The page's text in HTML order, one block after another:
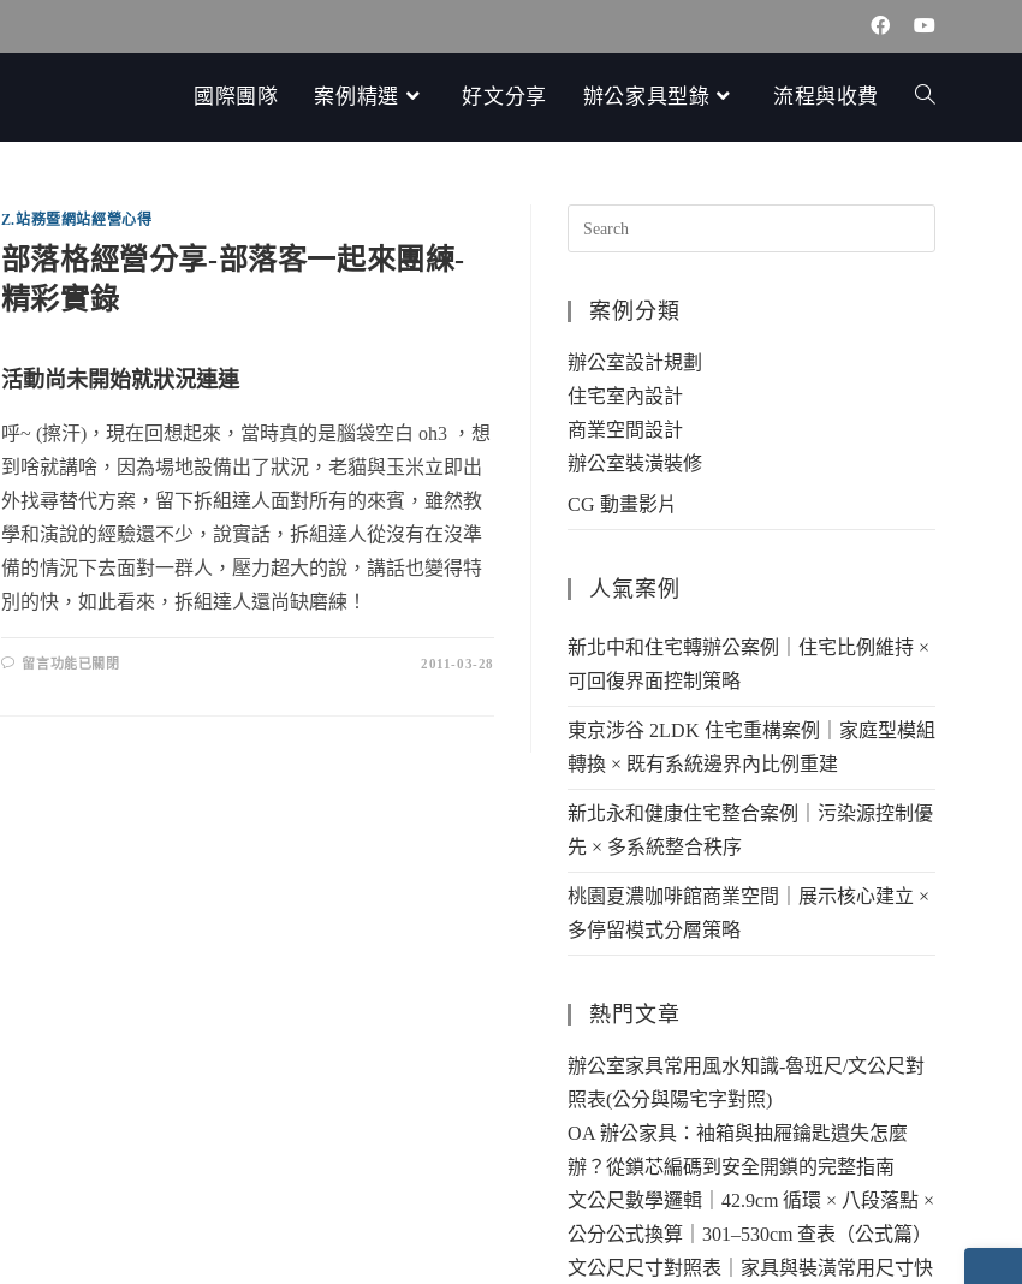
國際團隊 案例精選 好文分享 辦公家具型錄 流程與收費
Z.站務暨網站經營心得
部落格經營分享-部落客一起來團練-
精彩實錄
活動尚未開始就狀況連連
呼~ (擦汗)，現在回想起來，當時真的是腦袋空白 oh3 ，想
到啥就講啥，因為場地設備出了狀況，老貓與玉米立即出
外找尋替代方案，留下拆組達人面對所有的來賓，雖然教
學和演說的經驗還不少，說實話，拆組達人從沒有在沒準
備的情況下去面對一群人，壓力超大的說，講話也變得特
別的快，如此看來，拆組達人還尚缺磨練！
留言功能已關閉 2011-03-28
案例分類
辦公室設計規劃
住宅室內設計
商業空間設計
辦公室裝潢裝修
CG 動畫影片
人氣案例
新北中和住宅轉辦公案例｜住宅比例維持 ×
可回復界面控制策略
東京涉谷 2LDK 住宅重構案例｜家庭型模組
轉換 × 既有系統邊界內比例重建
新北永和健康住宅整合案例｜污染源控制優
先 × 多系統整合秩序
桃園夏濃咖啡館商業空間｜展示核心建立 ×
多停留模式分層策略
熱門文章
辦公室家具常用風水知識-魯班尺/文公尺對
照表(公分與陽宅字對照)
OA 辦公家具：袖箱與抽屜鑰匙遺失怎麼
辦？從鎖芯編碼到安全開鎖的完整指南
文公尺數學邏輯｜42.9cm 循環 × 八段落點 ×
公分公式換算｜301–530cm 查表（公式篇）
文公尺尺寸對照表｜家具與裝潢常用尺寸快